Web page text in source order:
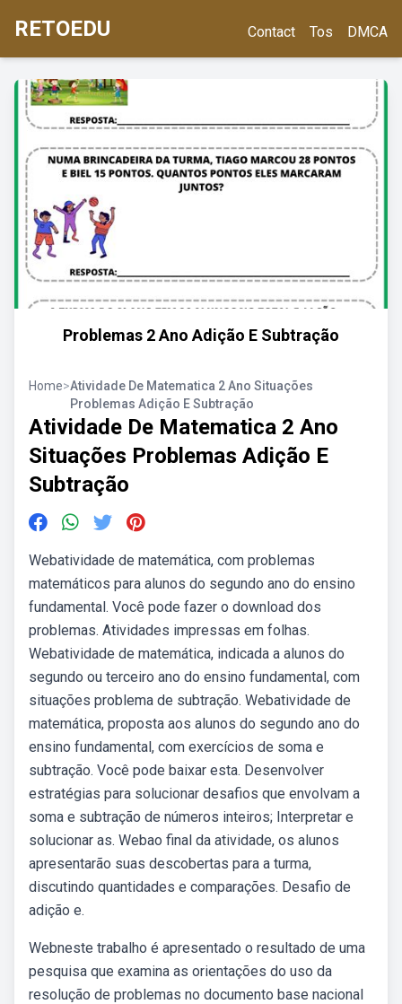
RETOEDU Contact Tos DMCA
Problemas 2 Ano Adição E Subtração
Home>Atividade De Matematica 2 Ano Situações
Problemas Adição E Subtração
Atividade De Matematica 2 Ano
Situações Problemas Adição E
Subtração
Webatividade de matemática, com problemas
matemáticos para alunos do segundo ano do ensino
fundamental. Você pode fazer o download dos
problemas. Atividades impressas em folhas.
Webatividade de matemática, indicada a alunos do
segundo ou terceiro ano do ensino fundamental, com
situações problema de subtração. Webatividade de
matemática, proposta aos alunos do segundo ano do
ensino fundamental, com exercícios de soma e
subtração. Você pode baixar esta. Desenvolver
estratégias para solucionar desafios que envolvam a
soma e subtração de números inteiros; Interpretar e
solucionar as. Webao final da atividade, os alunos
apresentarão suas descobertas para a turma,
discutindo quantidades e comparações. Desafio de
adição e.
Webneste trabalho é apresentado o resultado de uma
pesquisa que examina as orientações do uso da
resolução de problemas no documento base nacional